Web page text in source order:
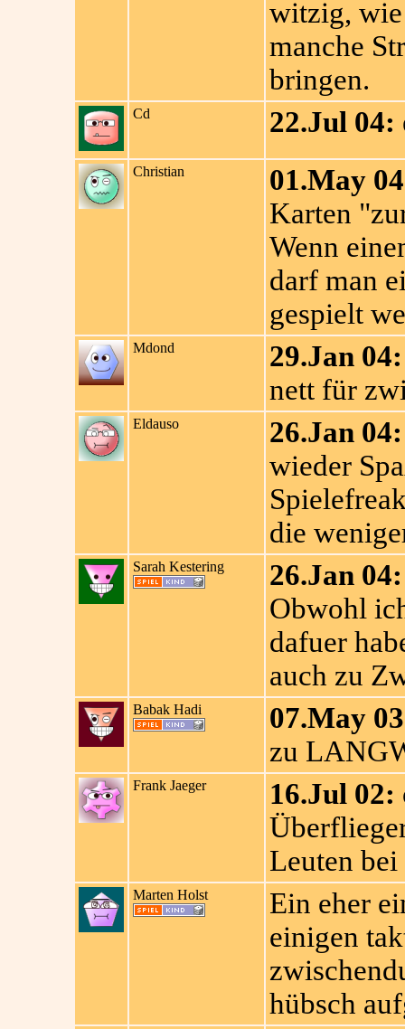
witzig,
manche
bringen.
Cd 22.Jul 04:
Christian
01.May
Karten
Wenn
darf man
gespielt
Mdond 29.Jan 04:
nett für
Eldauso 26.Jan 04:
wieder
die
Sarah Kestering 26.Jan 04:
Obwohl
dafuer
auch zu
Babak Hadi
07.May
zu
Frank Jaeger 16.Jul 02:
Leuten bei
Marten Holst
Ein eher
einigen
hübsch